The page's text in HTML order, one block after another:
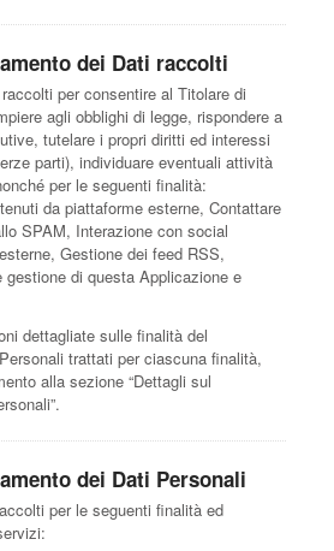
dei Dati raccolti
per consentire al Titolare di
agli obblighi di legge, rispondere a
tutelare i propri diritti ed interessi
parti), individuare eventuali attività
per le seguenti finalità:
da piattaforme esterne, Contattare
SPAM, Interazione con social
Gestione dei feed RSS,
di questa Applicazione e
dettagliate sulle finalità del
trattati per ciascuna finalità,
alla sezione “Dettagli sul
dei Dati Personali
per le seguenti finalità ed